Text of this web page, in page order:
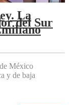
La
del Sur
México
y de baja